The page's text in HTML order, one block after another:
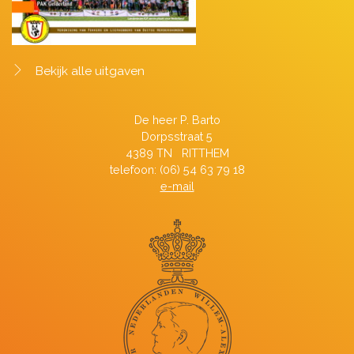
Bekijk alle uitgaven
De heer P. Barto
Dorpsstraat 5
4389 TN RITTHEM
telefoon: (06) 54 63 79 18
e-mail